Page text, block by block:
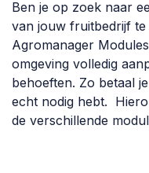
Ben je op zoek naar
van jouw fruitbedrijf
Agromanager
omgeving volledig
behoeften. Zo betaal
echt nodig hebt.
de verschillende